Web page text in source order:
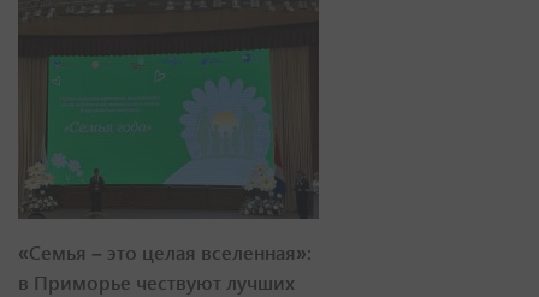
«Семья – это целая вселенная»:
в Приморье чествуют лучших